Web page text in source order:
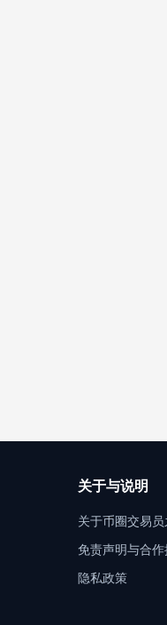
关于与说明
关于币圈交易员
免责声明与合作
隐私政策